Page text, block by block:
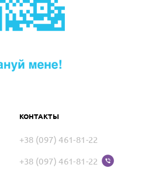
КОНТАКТЫ
+38 (097) 461-81-22
+38 (097) 461-81-22